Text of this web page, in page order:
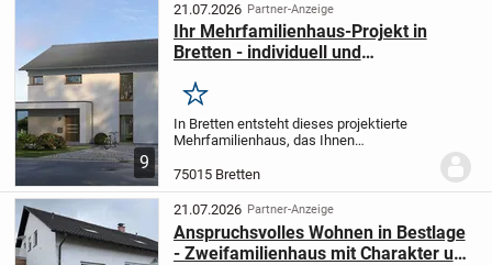
9
21.07.2026 Partner-Anzeige
Ihr Mehrfamilienhaus-Projekt in
Bretten - individuell und
Merken
In Bretten entsteht dieses projektierte
Mehrfamilienhaus, das Ihnen
die Umsetzung Ihrer Wohnträume bietet.
Über zwei Etagen erstrecken sich sechs
Räume auf eine...
75015 Bretten
21.07.2026 Partner-Anzeige
Anspruchsvolles Wohnen in Bestlage
- Zweifamilienhaus mit Charakter und